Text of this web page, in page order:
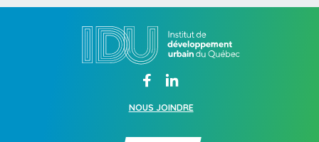
NOUS JOINDRE